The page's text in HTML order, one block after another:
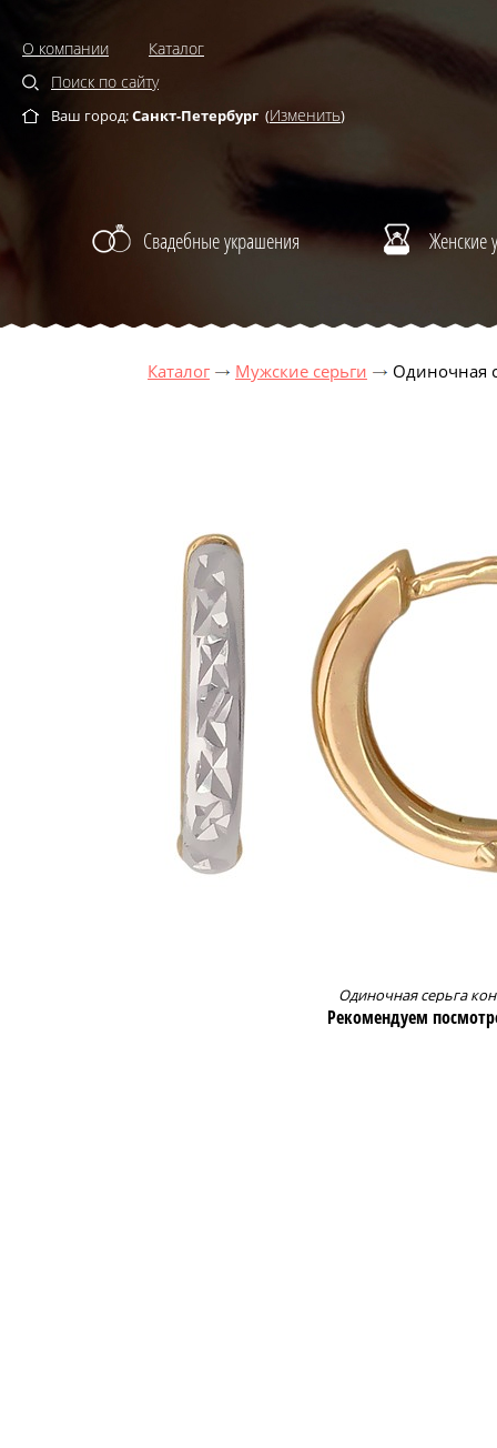
О компании
Каталог
Поиск по сайту
Ваш город:Санкт-Петербург (Изменить)
Свадебные украшения Женские
Каталог Мужские серьги Одиночная
Одиночная серьга
Рекомендуем